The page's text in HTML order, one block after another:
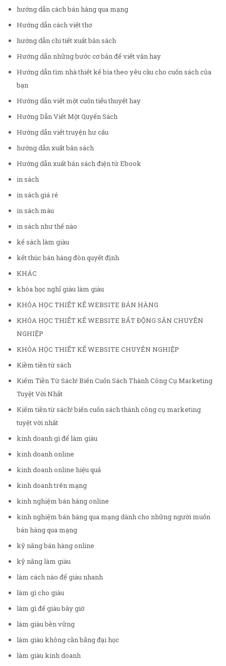
hướng dẫn cách bán hàng qua mạng
Hướng dẫn cách viết thơ
hướng dẫn chi tiết xuất bản sách
Hướng dẫn những bước cơ bản để viết văn hay
Hướng dẫn tìm nhà thiết kế bìa theo yêu cầu cho cuốn sách của
bạn
Hướng dẫn viết một cuốn tiểu thuyết hay
Hướng Dẫn Viết Một Quyển Sách
Hướng dẫn viết truyện hư cấu
hướng dẫn xuất bản sách
Hướng dẫn xuất bản sách điện tử Ebook
in sách
in sách giá rẻ
in sách màu
in sách như thế nào
kế sách làm giàu
kết thúc bán hàng đòn quyết định
KHÁC
khóa học nghĩ giàu làm giàu
KHÓA HỌC THIẾT KẾ WEBSITE BÁN HÀNG
KHÓA HỌC THIẾT KẾ WEBSITE BẤT ĐỘNG SẢN CHUYÊN
NGHIỆP
KHÓA HỌC THIẾT KẾ WEBSITE CHUYÊN NGHIỆP
Kiềm tiền từ sách
Kiếm Tiền Từ Sách! Biến Cuốn Sách Thành Công Cụ Marketing
Tuyệt Vời Nhất
Kiếm tiền từ sách! biến cuốn sách thành công cụ marketing
tuyệt vời nhất
kinh doanh gì để làm giàu
kinh doanh online
kinh doanh online hiệu quả
kinh doanh trên mạng
kinh nghiệm bán hàng online
kinh nghiệm bán hàng qua mạng dành cho những người muốn
bán hàng qua mạng
kỹ năng bán hàng online
kỹ năng làm giàu
làm cách nào để giàu nhanh
làm gì cho giàu
làm gì để giàu bây giờ
làm giàu bền vững
làm giàu không cần bằng đại học
làm giàu kinh doanh